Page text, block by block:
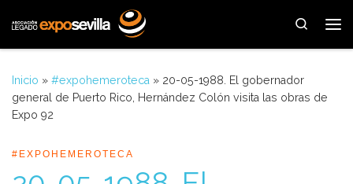
Saltar al contenido
Search
Inicio » #expohemeroteca » 20-05-1988. El gobernador
general de Puerto Rico, Hernández Colón visita las obras de
Expo 92
#EXPOHEMEROTECA